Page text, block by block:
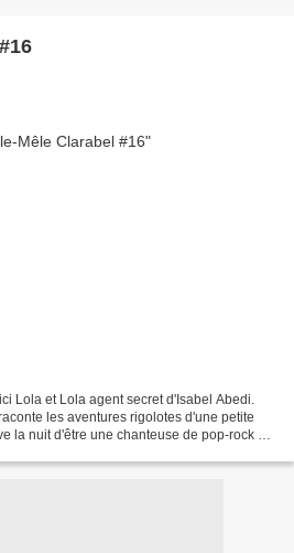
Lola et Lola agent secret d'Isabel Abedi.
les aventures rigolotes d'une petite
la nuit d'être une chanteuse de pop-rock et